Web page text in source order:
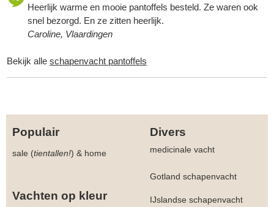
Heerlijk warme en mooie pantoffels besteld. Ze waren ook
snel bezorgd. En ze zitten heerlijk.
Caroline, Vlaardingen
Bekijk alle schapenvacht pantoffels
Populair Divers
sale (tientallen!) & home medicinale vacht
Gotland schapenvacht
Vachten op kleur IJslandse schapenvacht